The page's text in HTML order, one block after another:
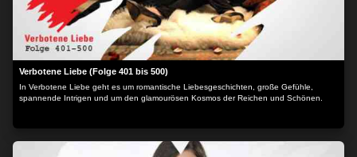
Verbotene Liebe (Folge 401 bis 500)
In Verbotene Liebe geht es um romantische Liebesgeschichten, große Gefühle,
spannende Intrigen und um den glamourösen Kosmos der Reichen und Schönen.